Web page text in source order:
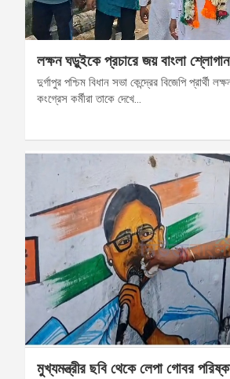
লক্ষন ঘড়ুইকে প্রচারে জয় বাংলা
দুর্গাপুর পশ্চিম বিধান সভা কেন্দ্রের বিজেপি প্রার্থী
কংগ্রেস কর্মীরা তাকে দেখে…
মুখ্যমন্ত্রীর ছবি থেকে লেপা গোবর